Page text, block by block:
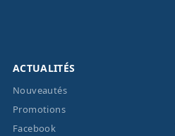
ACTUALITÉS
Nouveautés
Promotions
Facebook